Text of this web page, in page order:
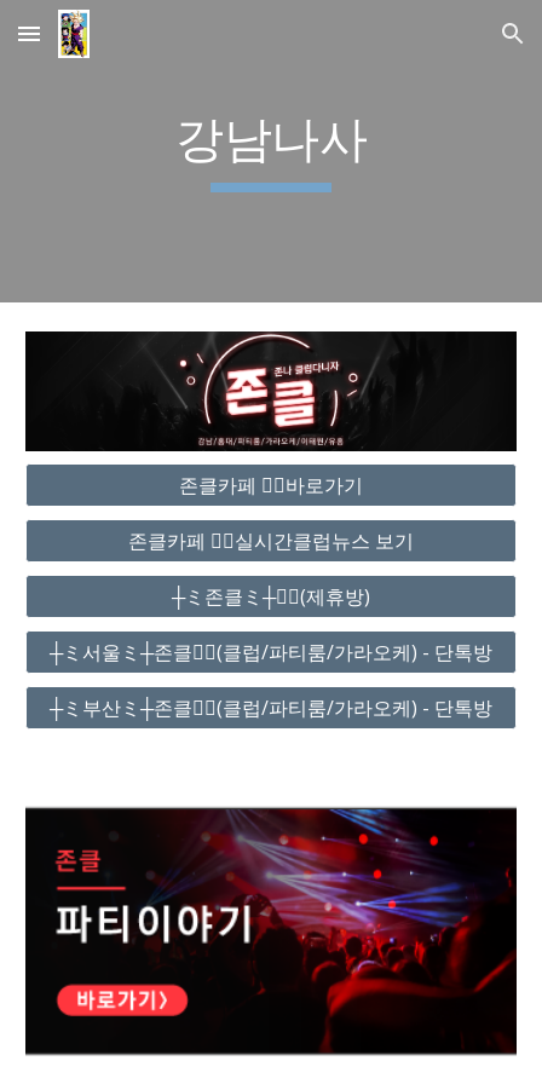
Skip to main content Skip to navigation
강남나사
존클카페 ❤️‍🔥바로가기
존클카페 ❤️‍🔥실시간클럽뉴스 보기
┼ミ존클ミ┼❤️‍🔥(제휴방)
┼ミ서울ミ┼존클❤️‍🔥(클럽/파티룸/가라오케) - 단톡방
┼ミ부산ミ┼존클❤️‍🔥(클럽/파티룸/가라오케) - 단톡방